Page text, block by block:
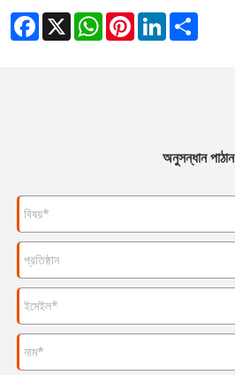
Facebook
X WhatsAppPinterestLinkedIn
অনুসন্ধান পাঠান